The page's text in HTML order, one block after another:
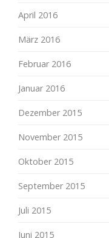
April 2016
März 2016
Februar 2016
Januar 2016
Dezember 2015
November 2015
Oktober 2015
September 2015
Juli 2015
Juni 2015